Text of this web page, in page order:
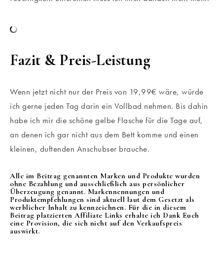
Fazit & Preis-Leistung
Wenn jetzt nicht nur der Preis von 19,99€ wäre, würde
ich gerne jeden Tag darin ein Vollbad nehmen. Bis dahin
habe ich mir die schöne gelbe Flasche für die Tage auf,
an denen ich gar nicht aus dem Bett komme und einen
kleinen, duftenden Anschubser brauche.
Alle im Beitrag genannten Marken und Produkte wurden
ohne Bezahlung und ausschließlich aus persönlicher
Überzeugung genannt. Markennennungen und
Produktempfehlungen sind aktuell laut dem Gesetzt als
werblicher Inhalt zu kennzeichnen. Für die in diesem
Beitrag platzierten Affiliate Links erhalte ich Dank Euch
eine Provision, die sich nicht auf den Verkaufspreis
auswirkt.